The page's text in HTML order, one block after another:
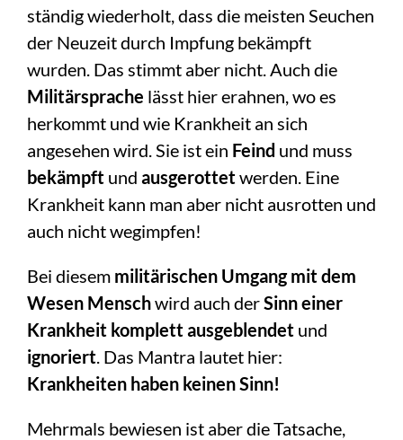
ständig wiederholt, dass die meisten Seuchen
der Neuzeit durch Impfung bekämpft
wurden. Das stimmt aber nicht. Auch die
Militärsprache lässt hier erahnen, wo es
herkommt und wie Krankheit an sich
angesehen wird. Sie ist ein Feind und muss
bekämpftund ausgerottetwerden. Eine
Krankheit kann man aber nicht ausrotten und
auch nicht wegimpfen!
Bei diesem militärischen Umgang mit dem
Wesen Menschwird auch derSinn einer
Krankheit komplett ausgeblendetund
ignoriert. Das Mantra lautet hier:
Krankheiten haben keinen Sinn!
Mehrmals bewiesen ist aber die Tatsache,